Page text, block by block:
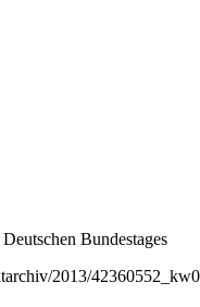
Bundestages
2013/